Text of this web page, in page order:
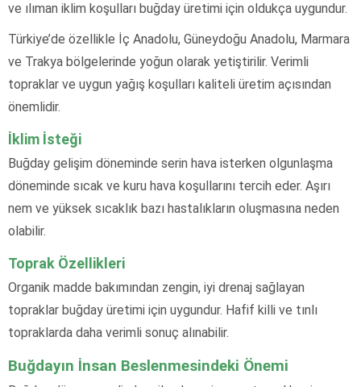
ve ılıman iklim koşulları buğday üretimi için oldukça uygundur.
Türkiye’de özellikle İç Anadolu, Güneydoğu Anadolu, Marmara
ve Trakya bölgelerinde yoğun olarak yetiştirilir. Verimli
topraklar ve uygun yağış koşulları kaliteli üretim açısından
önemlidir.
İklim İsteği
Buğday gelişim döneminde serin hava isterken olgunlaşma
döneminde sıcak ve kuru hava koşullarını tercih eder. Aşırı
nem ve yüksek sıcaklık bazı hastalıkların oluşmasına neden
olabilir.
Toprak Özellikleri
Organik madde bakımından zengin, iyi drenaj sağlayan
topraklar buğday üretimi için uygundur. Hafif killi ve tınlı
topraklarda daha verimli sonuç alınabilir.
Buğdayın İnsan Beslenmesindeki Önemi